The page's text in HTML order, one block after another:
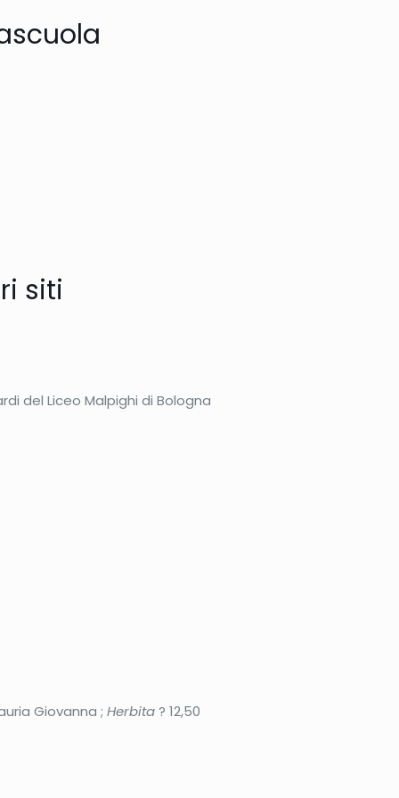
siti
del Liceo Malpighi di Bologna
Giovanna ;Herbita? 12,50